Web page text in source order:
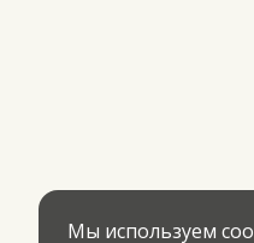
Мы используем